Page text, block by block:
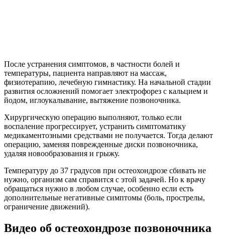
После устранения симптомов, в частности болей и
температуры, пациента направляют на массаж,
физиотерапию, лечебную гимнастику. На начальной стадии
развития осложнений помогает электрофорез с кальцием и
йодом, иглоукалывание, вытяжение позвоночника.
Хирургическую операцию выполняют, только если
воспаление прогрессирует, устранить симптоматику
медикаментозными средствами не получается. Тогда делают
операцию, заменяя поврежденные диски позвоночника,
удаляя новообразования и грыжу.
Температуру до 37 градусов при остеохондрозе сбивать не
нужно, организм сам справится с этой задачей. Но к врачу
обращаться нужно в любом случае, особенно если есть
дополнительные негативные симптомы (боль, прострелы,
ограничение движений).
Видео об остеохондрозе позвоночника